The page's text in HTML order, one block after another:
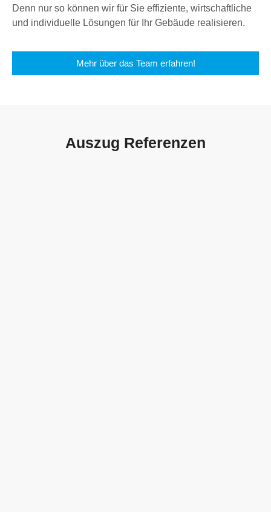
Denn nur so können wir für Sie effiziente, wirtschaftliche
und individuelle Lösungen für Ihr Gebäude realisieren.
Mehr über das Team erfahren!
Auszug Referenzen